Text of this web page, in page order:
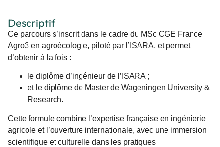
Descriptif
Ce parcours s’inscrit dans le cadre du MSc CGE France
Agro3 en agroécologie, piloté par l’ISARA, et permet
d’obtenir à la fois :
le diplôme d’ingénieur de l’ISARA ;
et le diplôme de Master de Wageningen University &
Research.
Cette formule combine l’expertise française en ingénierie
agricole et l’ouverture internationale, avec une immersion
scientifique et culturelle dans les pratiques